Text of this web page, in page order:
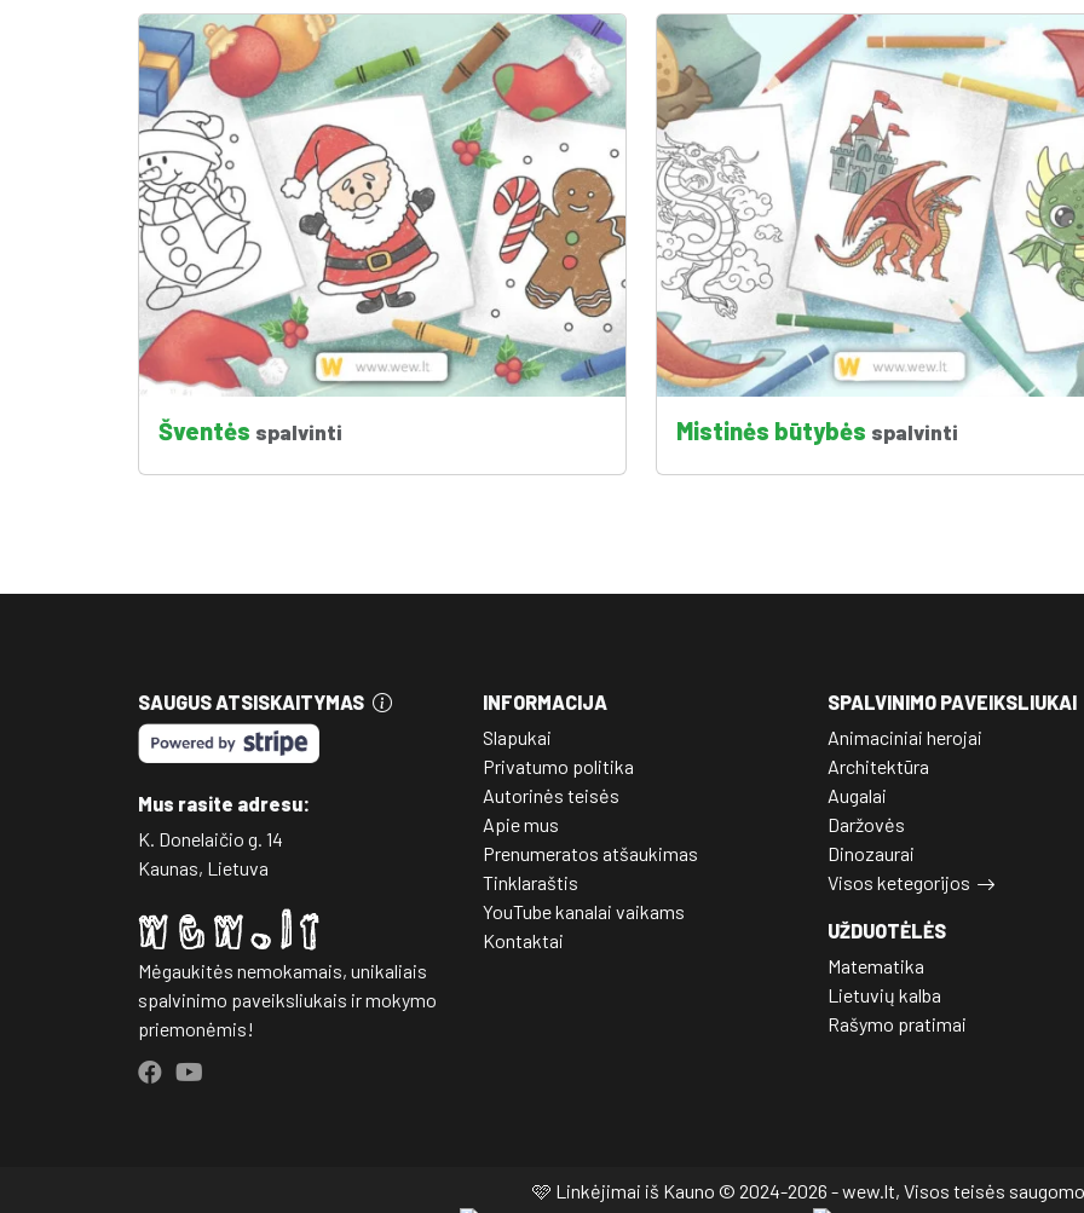
Šventės spalvinti Mistinės būtybės spalvinti
SAUGUS ATSISKAITYMAS
Mus rasite adresu:
K. Donelaičio g. 14
Kaunas, Lietuva
Mėgaukitės nemokamais, unikaliais
spalvinimo paveiksliukais ir mokymo
priemonėmis!
INFORMACIJA
Slapukai
Privatumo politika
Autorinės teisės
Apie mus
Prenumeratos atšaukimas
Tinklaraštis
YouTube kanalai vaikams
Kontaktai
SPALVINIMO PAVEIKSLIUKAI
Animaciniai herojai
Architektūra
Augalai
Daržovės
Dinozaurai
Visos ketegorijos
UŽDUOTĖLĖS
Matematika
Lietuvių kalba
Rašymo pratimai
🩷 Linkėjimai iš Kauno © 2024-2026 - wew.lt, Visos teisės